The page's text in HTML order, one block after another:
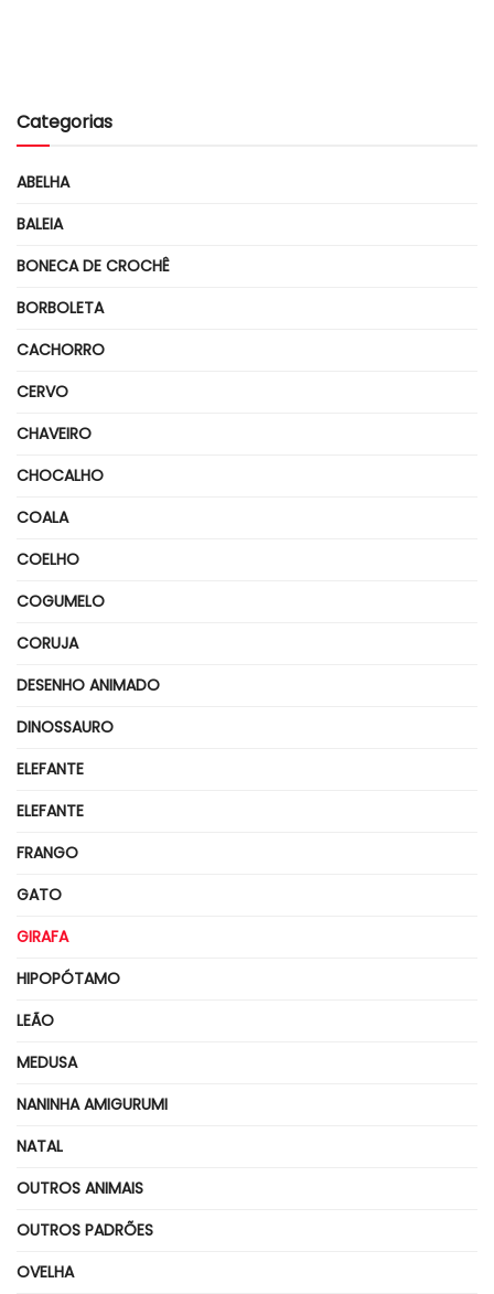
Categorias
ABELHA
BALEIA
BONECA DE CROCHÊ
BORBOLETA
CACHORRO
CERVO
CHAVEIRO
CHOCALHO
COALA
COELHO
COGUMELO
CORUJA
DESENHO ANIMADO
DINOSSAURO
ELEFANTE
ELEFANTE
FRANGO
GATO
GIRAFA
HIPOPÓTAMO
LEÃO
MEDUSA
NANINHA AMIGURUMI
NATAL
OUTROS ANIMAIS
OUTROS PADRÕES
OVELHA